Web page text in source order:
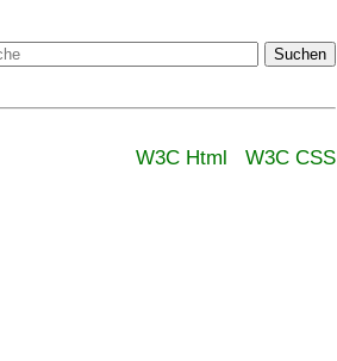
Suchen
W3C Html W3C CSS